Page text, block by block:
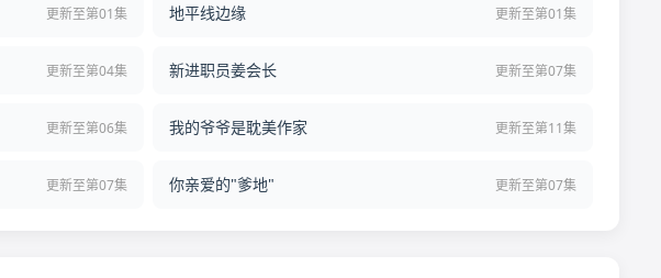
更新至第01集 地平线边缘 更新至第01集
更新至第04集 新进职员姜会长 更新至第07集
更新至第06集 我的爷爷是耽美作家 更新至第11集
更新至第07集 你亲爱的"爹地" 更新至第07集